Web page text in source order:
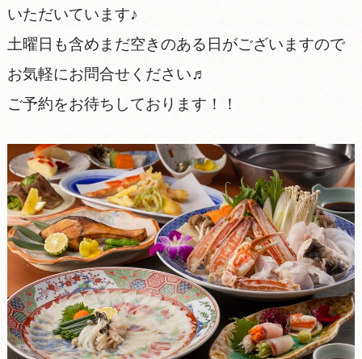
いただいています♪
土曜日も含めまだ空きのある日がございますので
お気軽にお問合せください♬
ご予約をお待ちしております！！